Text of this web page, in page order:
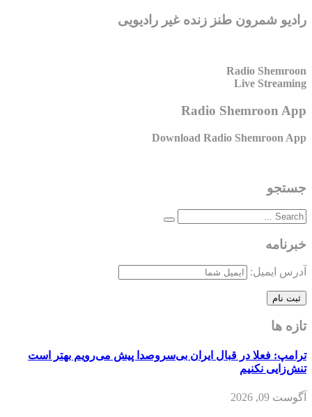
رادیو شمرون طنز زنده غیر رادیویی
Radio Shemroon
Live Streaming
Radio Shemroon App
Download Radio Shemroon App
جستجو
خبرنامه
آدرس ایمیل:
تازه ها
ترامپ: فعلا در قبال ایران بی‌سروصدا پیش می‌رویم بهتر است
تنش‌زایی نکنیم
آگوست 09, 2026